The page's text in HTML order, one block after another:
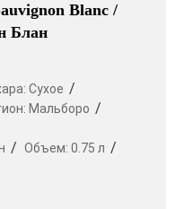
Blanc /
Блан
Сухое
Мальборо
Объем: 0.75 л